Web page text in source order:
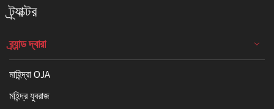
ট্র্যাক্টর
ব্র্যান্ড দ্বারা
মাহিন্দ্রা OJA
মহিন্দ্র যুবরাজ